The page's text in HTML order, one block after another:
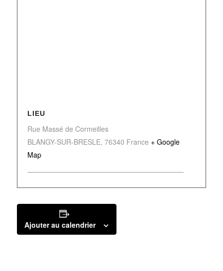
LIEU
Rue Massé de Cormeilles
BLANGY-SUR-BRESLE, 76340 France + Google
Map
Ajouter au calendrier